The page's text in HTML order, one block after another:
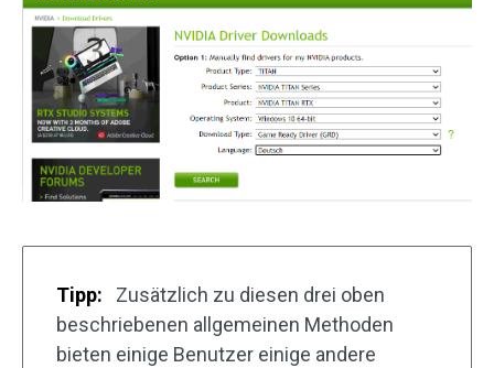
Tipp:
Zusätzlich zu diesen drei oben
beschriebenen allgemeinen Methoden
bieten einige Benutzer einige andere